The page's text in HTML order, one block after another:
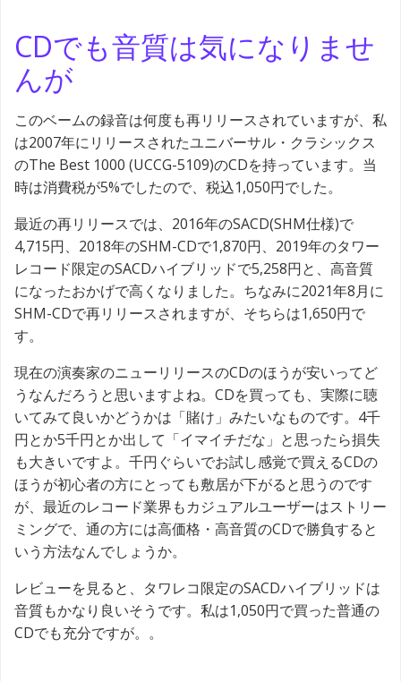
CDでも音質は気になりませ
んが
このベームの録音は何度も再リリースされていますが、私
は2007年にリリースされたユニバーサル・クラシックス
のThe Best 1000 (UCCG-5109)のCDを持っています。当
時は消費税が5%でしたので、税込1,050円でした。
最近の再リリースでは、2016年のSACD(SHM仕様)で
4,715円、2018年のSHM-CDで1,870円、2019年のタワー
レコード限定のSACDハイブリッドで5,258円と、高音質
になったおかげで高くなりました。ちなみに2021年8月に
SHM-CDで再リリースされますが、そちらは1,650円で
す。
現在の演奏家のニューリリースのCDのほうが安いってど
うなんだろうと思いますよね。CDを買っても、実際に聴
いてみて良いかどうかは「賭け」みたいなものです。4千
円とか5千円とか出して「イマイチだな」と思ったら損失
も大きいですよ。千円ぐらいでお試し感覚で買えるCDの
ほうが初心者の方にとっても敷居が下がると思うのです
が、最近のレコード業界もカジュアルユーザーはストリー
ミングで、通の方には高価格・高音質のCDで勝負すると
いう方法なんでしょうか。
レビューを見ると、タワレコ限定のSACDハイブリッドは
音質もかなり良いそうです。私は1,050円で買った普通の
CDでも充分ですが。。